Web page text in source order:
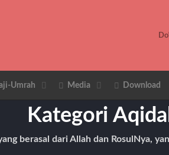
Umrah Media Download
Kategori
berasal dari Allah dan RosulNya,